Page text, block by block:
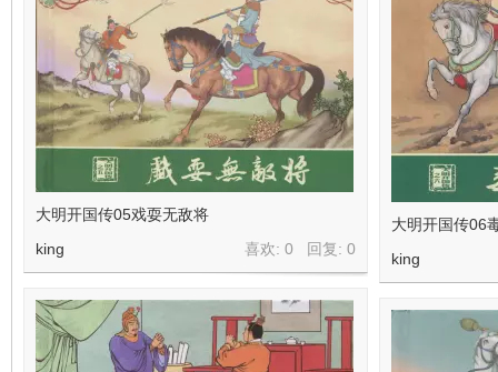
大明开国传06
king
大明开国传05戏耍无敌将
喜欢: 0 回复: 0
king